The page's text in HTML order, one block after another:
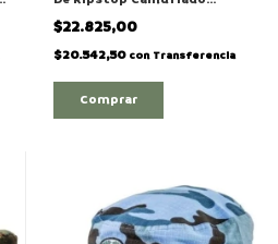
Urbano Azul Con Regulador
$22.825,00
$20.542,50 con Transferencia